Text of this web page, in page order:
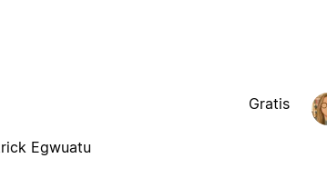
Egwuatu
Gratis